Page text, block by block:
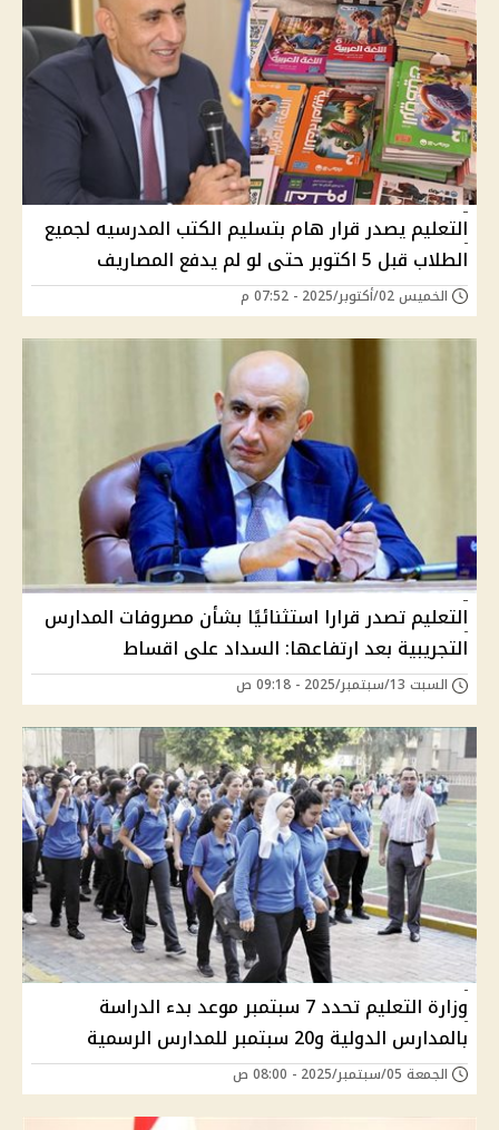
التعليم يصدر قرار هام بتسليم الكتب المدرسيه لجميع
الطلاب قبل 5 اكتوبر حتى لو لم يدفع المصاريف
الخميس 02/أكتوبر/2025 - 07:52 م
التعليم تصدر قرارا استثنائيًا بشأن مصروفات المدارس
التجريبية بعد ارتفاعها: السداد على اقساط
السبت 13/سبتمبر/2025 - 09:18 ص
وزارة التعليم تحدد 7 سبتمبر موعد بدء الدراسة
بالمدارس الدولية و20 سبتمبر للمدارس الرسمية
الجمعة 05/سبتمبر/2025 - 08:00 ص